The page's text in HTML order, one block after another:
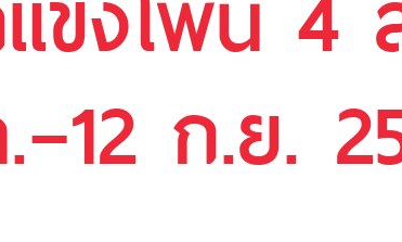
ก.ย.